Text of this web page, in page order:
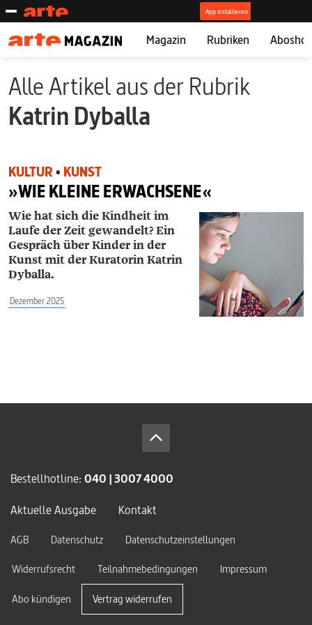
Magazin Rubriken
Alle Artikel aus der Rubrik
Katrin Dyballa
KULTUR • KUNST
»WIE KLEINE ERWACHSENE«
Wie hat sich die Kindheit im
Laufe der Zeit gewandelt? Ein
Gespräch über Kinder in der
Kunst mit der Kuratorin Katrin
Dyballa.
Dezember 2025
Bestellhotline: 040 | 3007 4000
Aktuelle Ausgabe
Kontakt
AGB Datenschutz
Datenschutzeinstellungen
Widerrufsrecht
Teilnahmebedingungen Impressum
Abo kündigen Vertrag widerrufen